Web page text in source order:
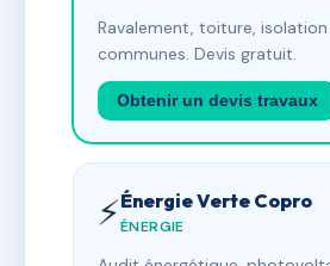
Ravalement, toiture,
communes. Devis gratuit.
Obtenir un devis travaux
⚡Énergie Verte Copro
ÉNERGIE